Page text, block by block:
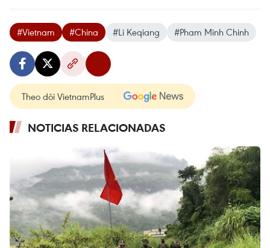
#Vietnam #China #Li Keqiang #Pham Minh Chinh
Theo dõi VietnamPlus
NOTICIAS RELACIONADAS